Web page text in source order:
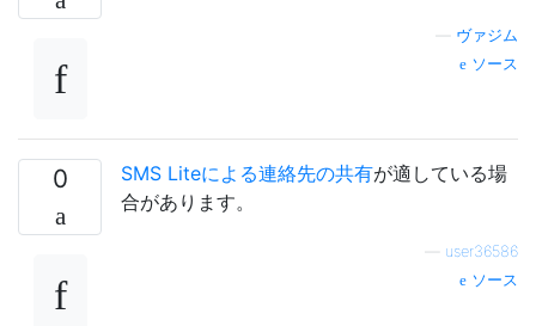
ヴァジム
ソース
0 SMS Liteによる連絡先の共有が適している場
合があります。
user36586
ソース